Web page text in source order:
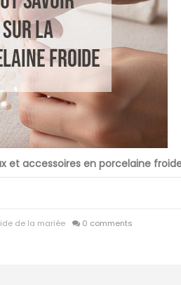
et accessoires en porcelaine
de la mariée 0 comments